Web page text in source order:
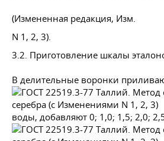
(Измененная редакция, Изм.
N 1, 2, 3).
3.2. Приготовление шкалы
В делительные воронки
воды, добавляют 0; 1,0; 1,5; 2,0;